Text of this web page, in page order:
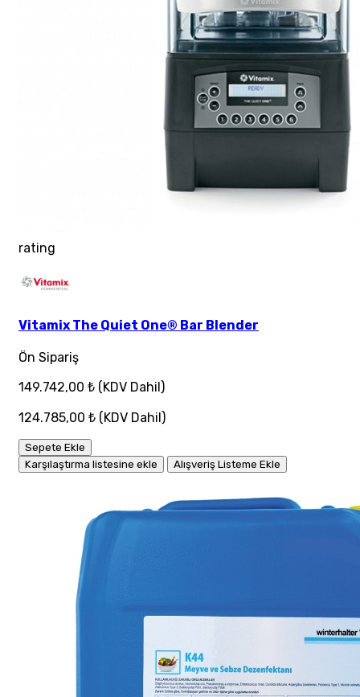
rating
Vitamix The Quiet One® Bar Blender
Ön Sipariş
149.742,00 ₺ (KDV Dahil)
124.785,00 ₺ (KDV Dahil)
Sepete Ekle
Karşılaştırma listesine ekle
Alışveriş Listeme Ekle